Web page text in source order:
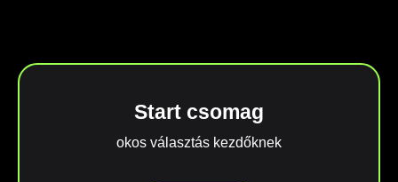
Start csomag
okos választás kezdőknek